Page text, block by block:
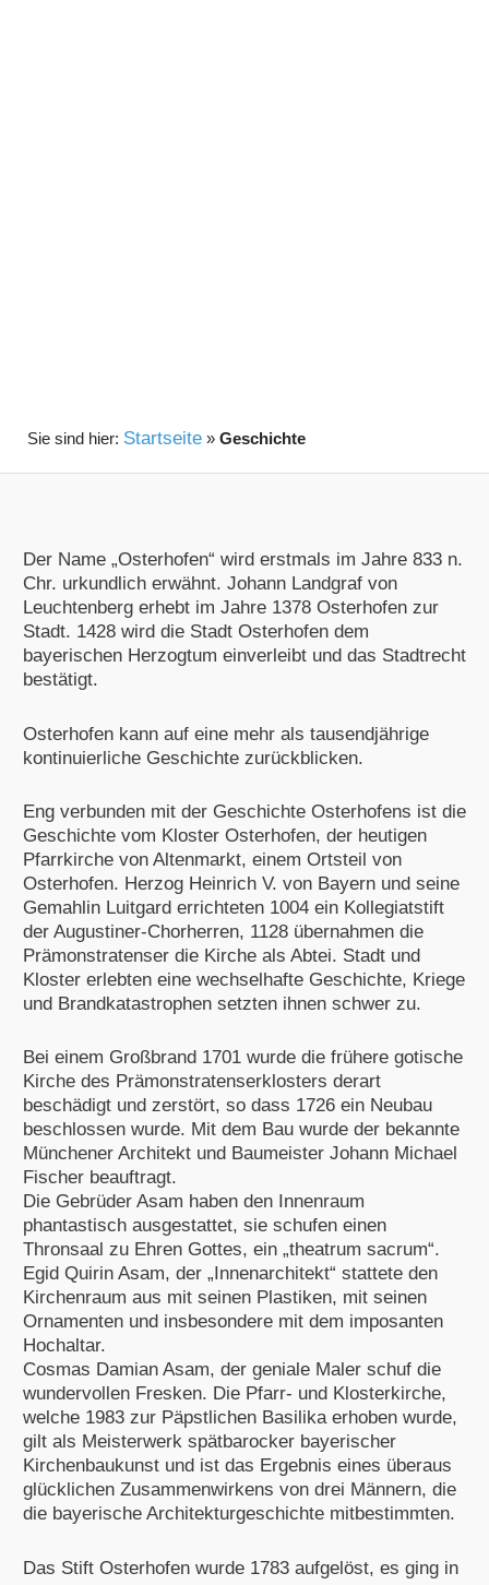
Startseite» Geschichte
Der Name „Osterhofen“ wird erstmals im Jahre 833 n.
Chr. urkundlich erwähnt. Johann Landgraf von
Leuchtenberg erhebt im Jahre 1378 Osterhofen zur
Stadt. 1428 wird die Stadt Osterhofen dem
bayerischen Herzogtum einverleibt und das Stadtrecht
bestätigt.
Osterhofen kann auf eine mehr als tausendjährige
kontinuierliche Geschichte zurückblicken.
Eng verbunden mit der Geschichte Osterhofens ist die
Geschichte vom Kloster Osterhofen, der heutigen
Pfarrkirche von Altenmarkt, einem Ortsteil von
Osterhofen. Herzog Heinrich V. von Bayern und seine
Gemahlin Luitgard errichteten 1004 ein Kollegiatstift
der Augustiner-Chorherren, 1128 übernahmen die
Prämonstratenser die Kirche als Abtei. Stadt und
Kloster erlebten eine wechselhafte Geschichte, Kriege
und Brandkatastrophen setzten ihnen schwer zu.
Bei einem Großbrand 1701 wurde die frühere gotische
Kirche des Prämonstratenserklosters derart
beschädigt und zerstört, so dass 1726 ein Neubau
beschlossen wurde. Mit dem Bau wurde der bekannte
Münchener Architekt und Baumeister Johann Michael
Fischer beauftragt.
Die Gebrüder Asam haben den Innenraum
phantastisch ausgestattet, sie schufen einen
Thronsaal zu Ehren Gottes, ein „theatrum sacrum“.
Egid Quirin Asam, der „Innenarchitekt“ stattete den
Kirchenraum aus mit seinen Plastiken, mit seinen
Ornamenten und insbesondere mit dem imposanten
Hochaltar.
Cosmas Damian Asam, der geniale Maler schuf die
wundervollen Fresken. Die Pfarr- und Klosterkirche,
welche 1983 zur Päpstlichen Basilika erhoben wurde,
gilt als Meisterwerk spätbarocker bayerischer
Kirchenbaukunst und ist das Ergebnis eines überaus
glücklichen Zusammenwirkens von drei Männern, die
die bayerische Architekturgeschichte mitbestimmten.
Das Stift Osterhofen wurde 1783 aufgelöst, es ging in